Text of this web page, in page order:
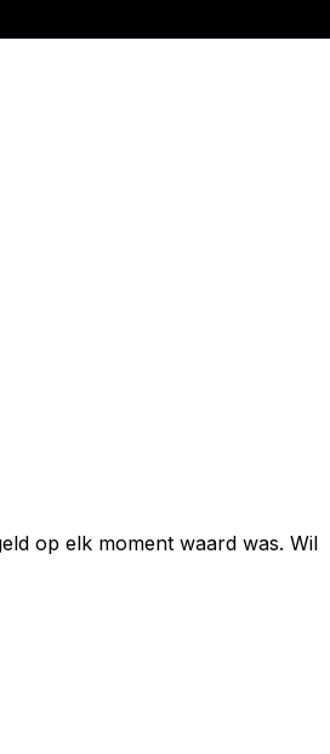
op elk moment waard was. Wil